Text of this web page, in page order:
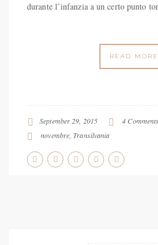
durante l’infanzia a un certo punto
READ MORE
September 29, 2015
4 Comments
novembre,Transilvania